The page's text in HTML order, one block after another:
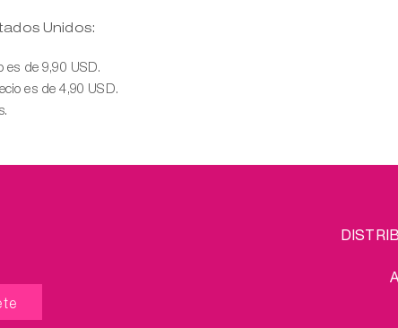
Unidos:
es de 9,90 USD.
es de 4,90 USD.